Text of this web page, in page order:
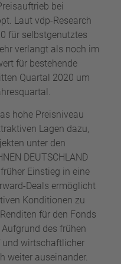
bei
Laut vdp-Research
für selbstgenutztes
verlangt als noch im
für bestehende
Quartal 2020 um
hohe Preisniveau
Lagen dazu,
unter den
DEUTSCHLAND
Einstieg in eine
Deals ermöglicht
Konditionen zu
für den Fonds
des frühen
wirtschaftlicher
weiter auseinander.